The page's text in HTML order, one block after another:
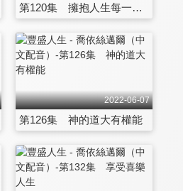
第120集 擁抱人生每一個季節 試煉的目的
2022-06-07
第126集 神的道大有權能